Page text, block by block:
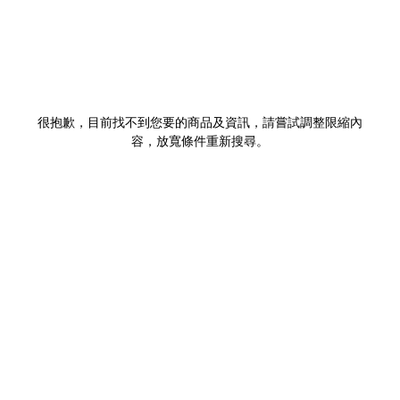
很抱歉，目前找不到您要的商品及資訊，請嘗試調整限縮內
容，放寬條件重新搜尋。